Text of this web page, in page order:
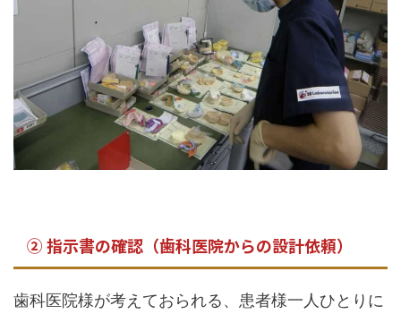
② 指示書の確認（歯科医院からの設計依頼）
歯科医院様が考えておられる、患者様一人ひとりに